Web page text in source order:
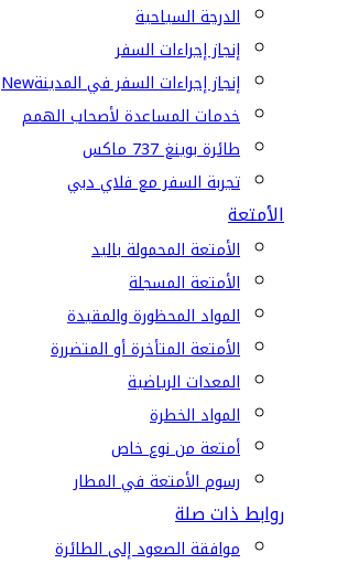
الدرجة السياحية
إنجاز إجراءات السفر
إنجاز إجراءات السفر في المدينةNew
خدمات المساعدة لأصحاب الهمم
طائرة بوينغ 737 ماكس
تجربة السفر مع فلاي دبي
الأمتعة
الأمتعة المحمولة باليد
الأمتعة المسجلة
المواد المحظورة والمقيدة
الأمتعة المتأخرة أو المتضررة
المعدات الرياضية
المواد الخطرة
أمتعة من نوع خاص
رسوم الأمتعة في المطار
روابط ذات صلة
موافقة الصعود إلى الطائرة